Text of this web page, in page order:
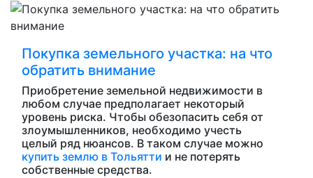
Покупка земельного участка: на что
обратить внимание
Приобретение земельной недвижимости в
любом случае предполагает некоторый
уровень риска. Чтобы обезопасить себя от
злоумышленников, необходимо учесть
целый ряд нюансов. В таком случае можно
купить землю в Тольятти и не потерять
собственные средства.